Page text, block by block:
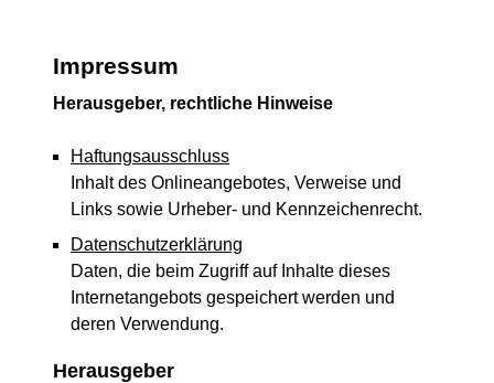
Impressum
Herausgeber, rechtliche Hinweise
Haftungsausschluss
Inhalt des Onlineangebotes, Verweise und
Links sowie Urheber- und Kennzeichenrecht.
Datenschutzerklärung
Daten, die beim Zugriff auf Inhalte dieses
Internetangebots gespeichert werden und
deren Verwendung.
Herausgeber